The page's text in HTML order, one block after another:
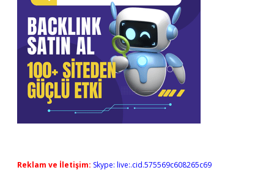
Reklam ve İletişim: Skype: live:.cid.575569c608265c69